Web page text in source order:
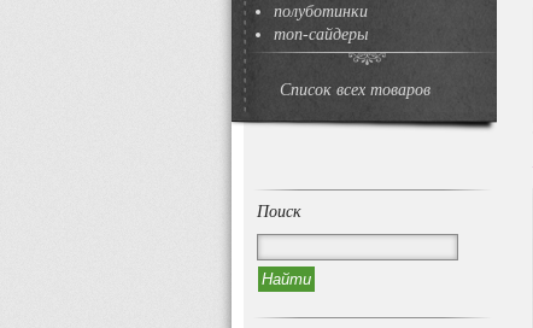
полуботинки
топ-сайдеры
Список всех товаров
Поиск